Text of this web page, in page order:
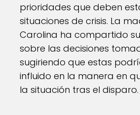
prioridades que deben
situaciones de crisis. La
Carolina ha compartido
sobre las decisiones
sugiriendo que estas
influido en la manera en
la situación tras el disparo.